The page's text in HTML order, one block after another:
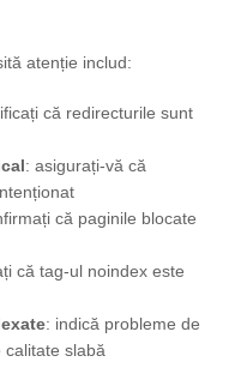
atenție includ:
că redirecturile sunt
: asigurați-vă că
că paginile blocate
că tag-ul noindex este
: indică probleme de
slabă